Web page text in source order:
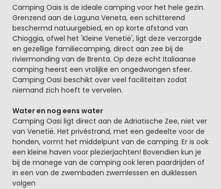
Beschrijving
Camping Oais is de ideale camping voor het hele gezin.
Grenzend aan de Laguna Veneta, een schitterend
beschermd natuurgebied, en op korte afstand van
Chioggia, ofwel het 'Kleine Venetië', ligt deze verzorgde
en gezellige familiecamping, direct aan zee bij de
riviermonding van de Brenta. Op deze echt Italiaanse
camping heerst een vrolijke en ongedwongen sfeer.
Camping Oasi beschikt over veel faciliteiten zodat
niemand zich hoeft te vervelen.
Water en nog eens water
Camping Oasi ligt direct aan de Adriatische Zee, niet ver
van Venetië. Het privéstrand, met een gedeelte voor de
honden, vormt het middelpunt van de camping. Er is ook
een kleine haven voor plezierjachten! Bovendien kun je
bij de manege van de camping ook leren paardrijden of
in een van de zwembaden zwemlessen en duiklessen
volgen